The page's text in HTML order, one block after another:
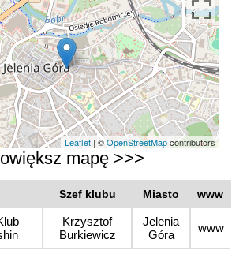
Leaflet | ©OpenStreetMapcontributors
mapę >>>
Szef klubu Miasto www
Krzysztof
Burkiewicz
Jelenia
Góra
www